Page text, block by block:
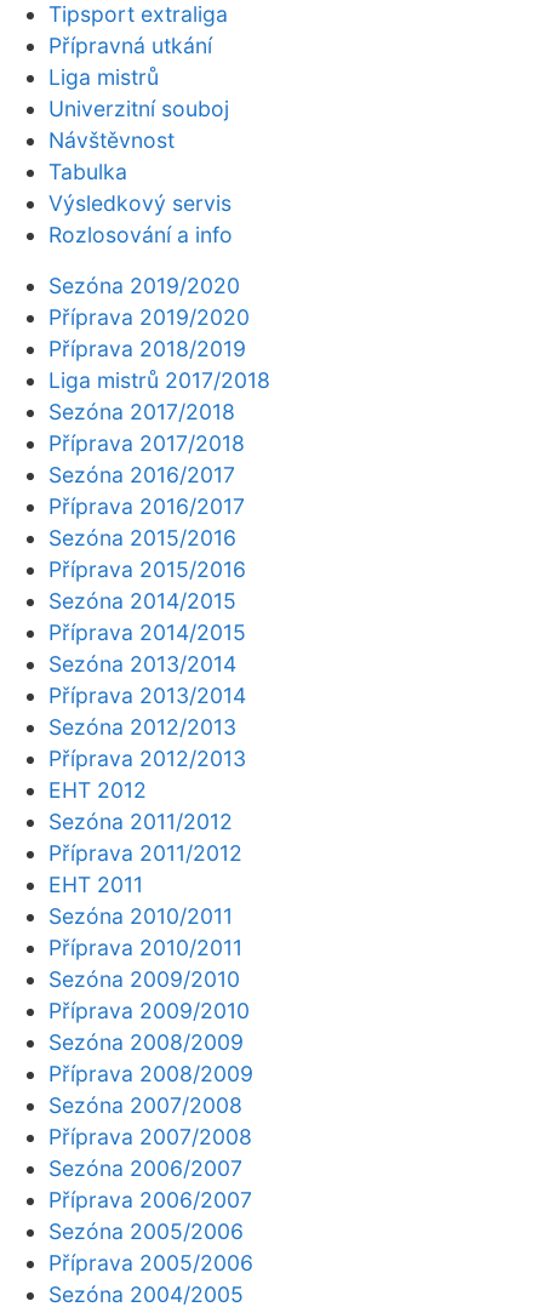
Tipsport extraliga
Přípravná utkání
Liga mistrů
Univerzitní souboj
Návštěvnost
Tabulka
Výsledkový servis
Rozlosování a info
Sezóna 2019/2020
Příprava 2019/2020
Příprava 2018/2019
Liga mistrů 2017/2018
Sezóna 2017/2018
Příprava 2017/2018
Sezóna 2016/2017
Příprava 2016/2017
Sezóna 2015/2016
Příprava 2015/2016
Sezóna 2014/2015
Příprava 2014/2015
Sezóna 2013/2014
Příprava 2013/2014
Sezóna 2012/2013
Příprava 2012/2013
EHT 2012
Sezóna 2011/2012
Příprava 2011/2012
EHT 2011
Sezóna 2010/2011
Příprava 2010/2011
Sezóna 2009/2010
Příprava 2009/2010
Sezóna 2008/2009
Příprava 2008/2009
Sezóna 2007/2008
Příprava 2007/2008
Sezóna 2006/2007
Příprava 2006/2007
Sezóna 2005/2006
Příprava 2005/2006
Sezóna 2004/2005